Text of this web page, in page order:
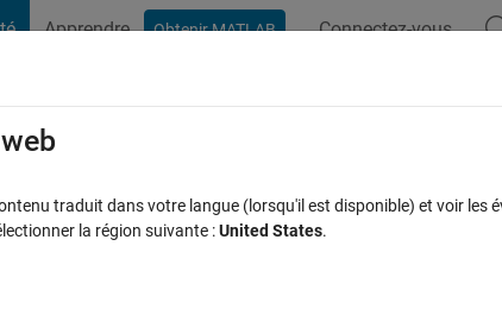
Apprendre Obtenir MATLAB Connectez-vous
output for ZYNQ FPGA
traduit dans votre langue (lorsqu'il est disponible) et voir les
la région suivante :United States.